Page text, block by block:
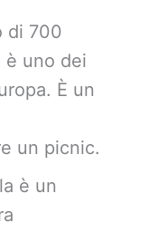
di 700
è uno dei
È un
un picnic.
è un